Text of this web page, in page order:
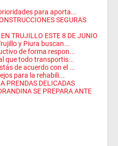
para aporta...
SEGURAS
TRUJILLO ESTE 8 DE JUNIO
y Piura buscan...
de forma respon...
que todo transportis...
de acuerdo con el ...
para la rehabili...
PRENDAS DELICADAS
SE PREPARA ANTE